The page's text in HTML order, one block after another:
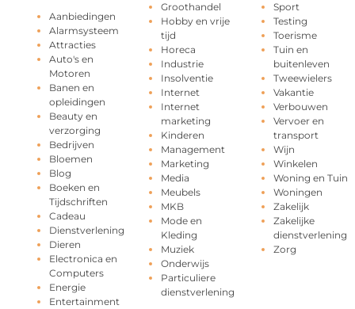
Aanbiedingen
Alarmsysteem
Attracties
Auto's en
Motoren
Banen en
opleidingen
Beauty en
verzorging
Bedrijven
Bloemen
Blog
Boeken en
Tijdschriften
Cadeau
Dienstverlening
Dieren
Electronica en
Computers
Energie
Entertainment
Groothandel
Hobby en vrije
tijd
Horeca
Industrie
Insolventie
Internet
Internet
marketing
Kinderen
Management
Marketing
Media
Meubels
MKB
Mode en
Kleding
Muziek
Onderwijs
Particuliere
dienstverlening
Sport
Testing
Toerisme
Tuin en
buitenleven
Tweewielers
Vakantie
Verbouwen
Vervoer en
transport
Wijn
Winkelen
Woning en Tuin
Woningen
Zakelijk
Zakelijke
dienstverlening
Zorg